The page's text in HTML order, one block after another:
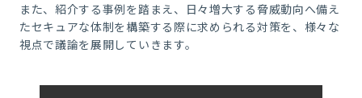
また、紹介する事例を踏まえ、日々増大する脅威動向へ備え
たセキュアな体制を構築する際に求められる対策を、様々な
視点で議論を展開していきます。